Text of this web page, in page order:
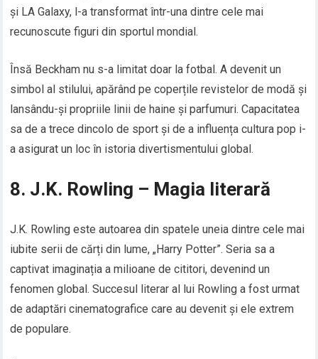
și LA Galaxy, l-a transformat într-una dintre cele mai
recunoscute figuri din sportul mondial.
Însă Beckham nu s-a limitat doar la fotbal. A devenit un
simbol al stilului, apărând pe coperțile revistelor de modă și
lansându-și propriile linii de haine și parfumuri. Capacitatea
sa de a trece dincolo de sport și de a influența cultura pop i-
a asigurat un loc în istoria divertismentului global.
8. J.K. Rowling – Magia literară
J.K. Rowling este autoarea din spatele uneia dintre cele mai
iubite serii de cărți din lume, „Harry Potter”. Seria sa a
captivat imaginația a milioane de cititori, devenind un
fenomen global. Succesul literar al lui Rowling a fost urmat
de adaptări cinematografice care au devenit și ele extrem
de populare.